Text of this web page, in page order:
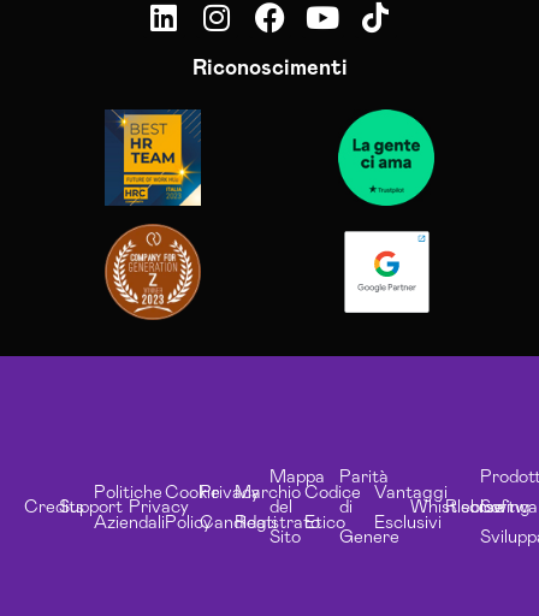
Riconoscimenti
CreditsSupport
Politiche
Aziendali
Privacy
Cookie
Policy
Privacy
Candidati
Marchio
Registrato
Mappa
del
Sito
Codice
Etico
Parità
di
Genere
Vantaggi
Esclusivi
Whistleblowing
Risorse